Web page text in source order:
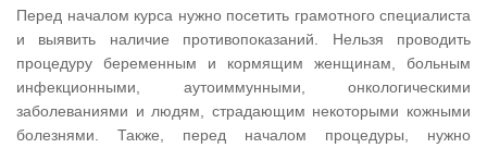
Перед началом курса нужно посетить грамотного специалиста
и выявить наличие противопоказаний. Нельзя проводить
процедуру беременным и кормящим женщинам, больным
инфекционными, аутоиммунными, онкологическими
заболеваниями и людям, страдающим некоторыми кожными
болезнями. Также, перед началом процедуры, нужно